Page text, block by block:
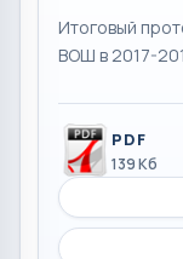
Итоговый
ВОШ в 2017-
PDF
139 Кб